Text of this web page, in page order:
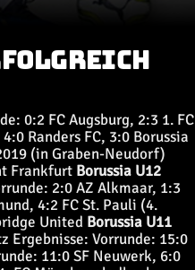
0:2 FC Augsburg, 2:3 1. FC
Randers FC, 3:0 Borussia
(in Graben-Neudorf)
Frankfurt Borussia U12
2:0 AZ Alkmaar, 1:3
4:2 FC St. Pauli (4.
United Borussia U11
Ergebnisse: Vorrunde: 15:0
11:0 SF Neuwerk, 6:0